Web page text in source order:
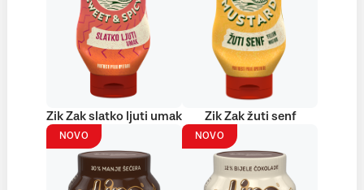
Zik Zak slatko ljuti umak Zik Zak žuti senf
NOVO NOVO